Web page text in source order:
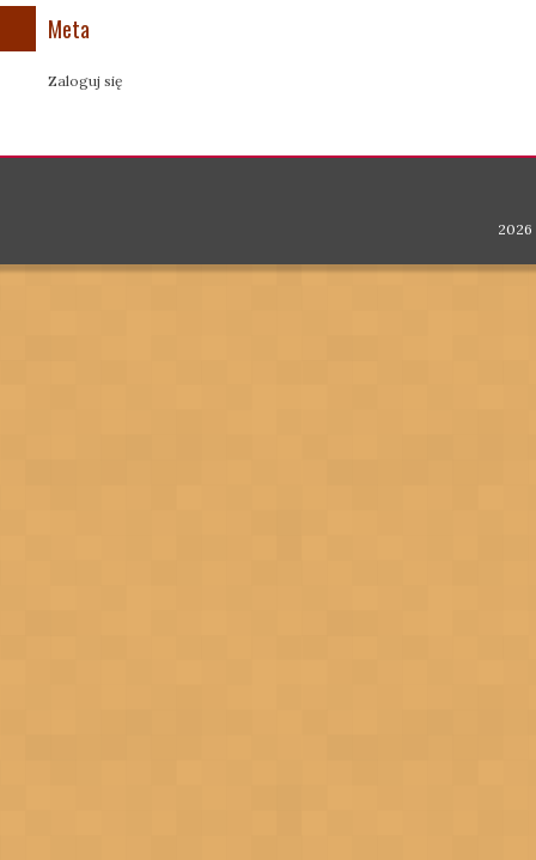
Meta
Zaloguj się
2026